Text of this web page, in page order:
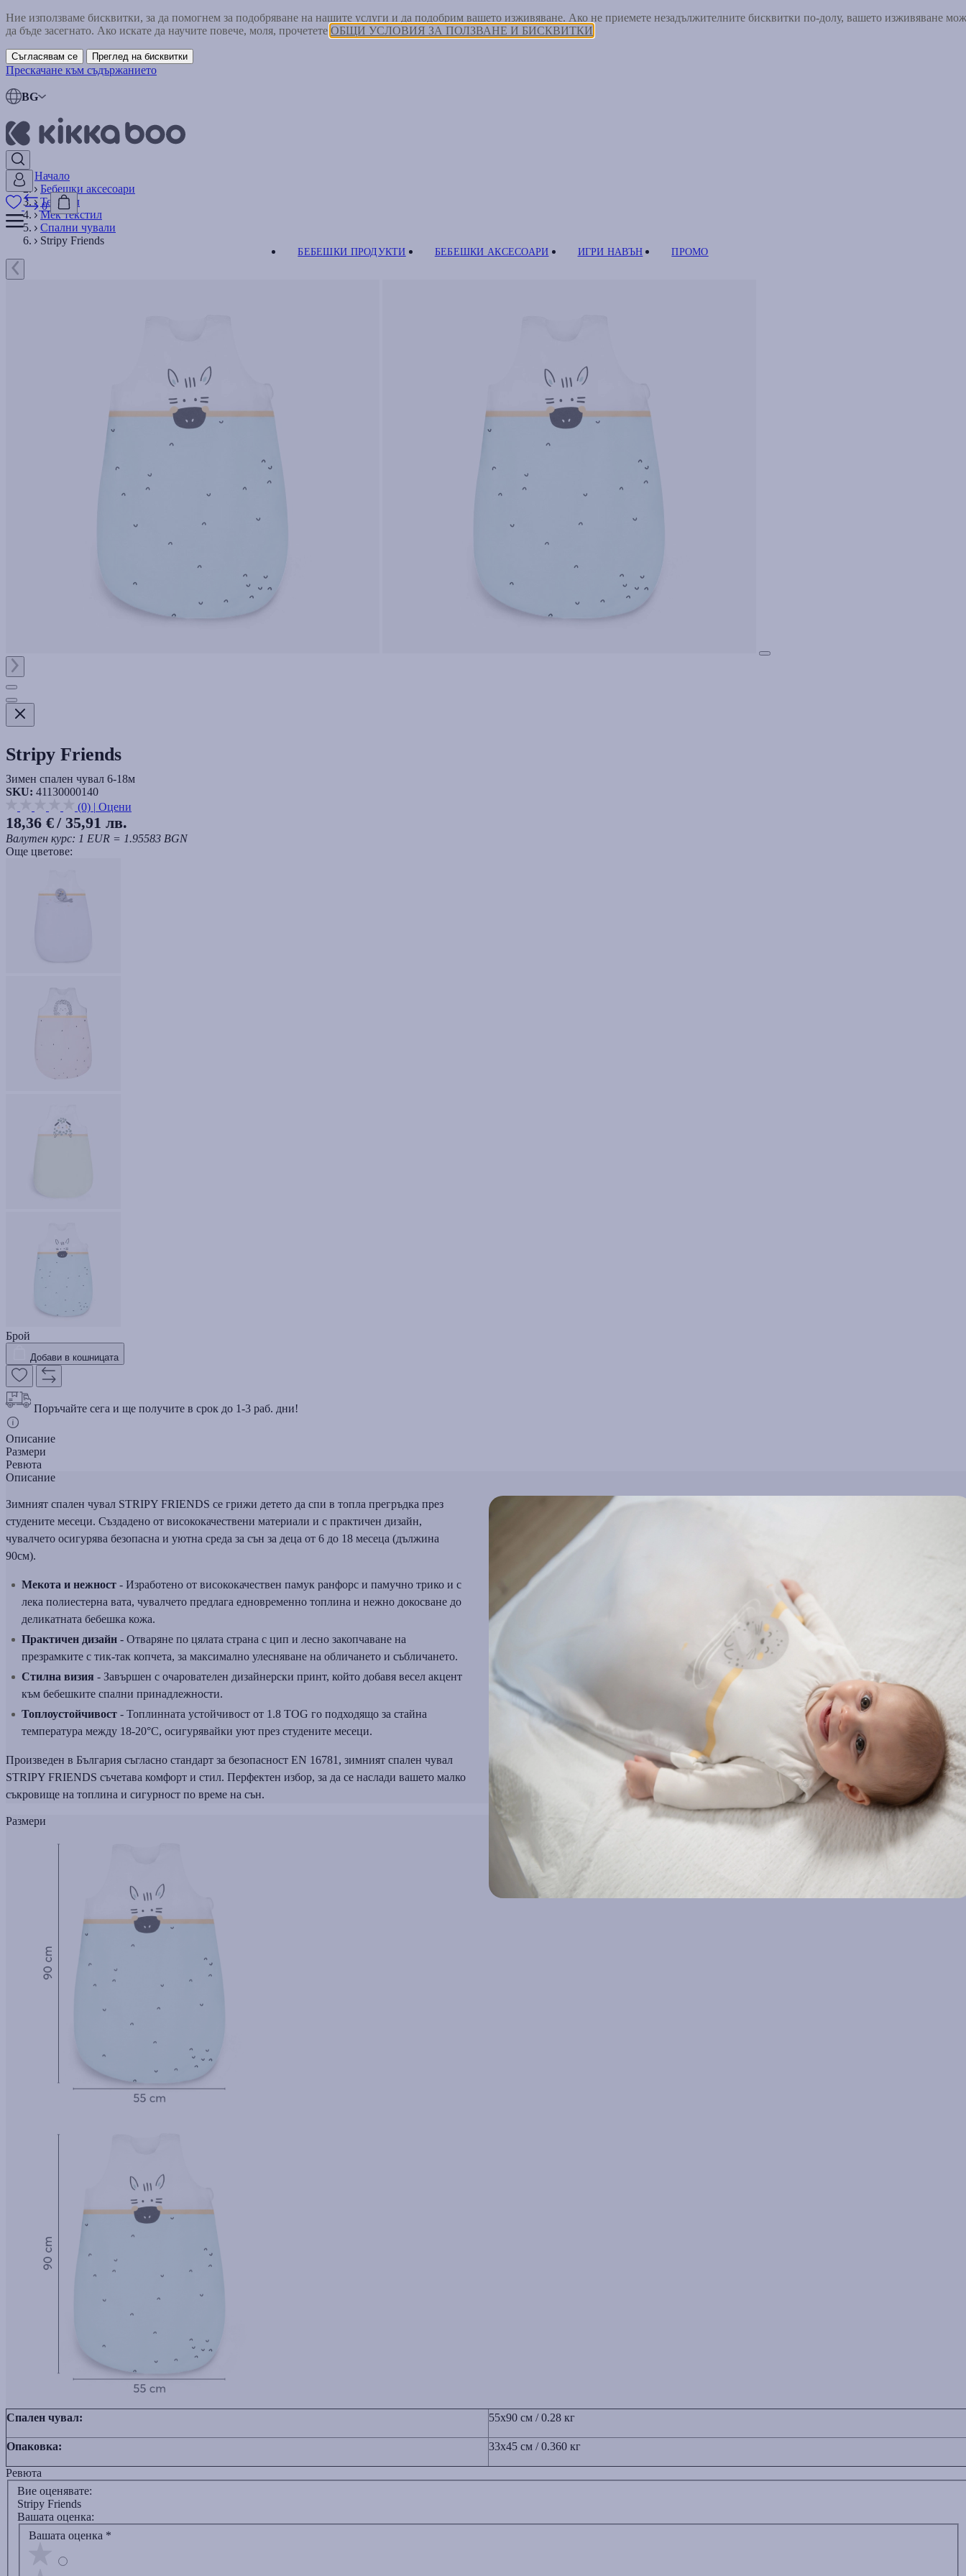
Ние използваме бисквитки, за да помогнем за подобряване на нашите услуги и да подобрим вашето изживяване. Ако не приемете незадължителните бисквитки по-долу, вашето изживяване
да бъде засегнато. Ако искате да научите повече, моля, прочетете ОБЩИ УСЛОВИЯ ЗА ПОЛЗВАНЕ И БИСКВИТКИ
Съгласявам се Преглед на бисквитки
Прескачане към съдържанието
BG
0
БЕБЕШКИ ПРОДУКТИ БЕБЕШКИ АКСЕСОАРИ ИГРИ НАВЪН ПРОМО
Начало
Бебешки аксесоари
Текстил
Мек текстил
Спални чували
Stripy Friends
Stripy Friends
Зимен спален чувал 6-18м
SKU: 41130000140
(0) | Оцени
18,36 €/ 35,91 лв.
Валутен курс: 1 EUR = 1.95583 BGN
Още цветове:
Брой
Добави в кошницата
Поръчайте сега и ще получите в срок до 1-3 раб. дни!
Описание
Размери
Ревюта
Описание
Зимният спален чувал STRIPY FRIENDS се грижи детето да спи в топла прегръдка през
студените месеци. Създадено от висококачествени материали и с практичен дизайн,
чувалчето осигурява безопасна и уютна среда за сън за деца от 6 до 18 месеца (дължина
90см).
Мекота и нежност - Изработено от висококачествен памук ранфорс и памучно трико и с
лека полиестерна вата, чувалчето предлага едновременно топлина и нежно докосване до
деликатната бебешка кожа.
Практичен дизайн - Отваряне по цялата страна с цип и лесно закопчаване на
презрамките с тик-так копчета, за максимално улесняване на обличането и събличането.
Стилна визия - Завършен с очарователен дизайнерски принт, който добавя весел акцент
към бебешките спални принадлежности.
Топлоустойчивост - Топлинната устойчивост от 1.8 TOG го подходящо за стайна
температура между 18-20°C, осигурявайки уют през студените месеци.
Произведен в България съгласно стандарт за безопасност EN 16781, зимният спален чувал
STRIPY FRIENDS съчетава комфорт и стил. Перфектен избор, за да се наслади вашето малко
съкровище на топлина и сигурност по време на сън.
Размери
Спален чувал: 55x90 см / 0.28 кг
Опаковка: 33х45 см / 0.360 кг
Ревюта
Вие оценявате:
Stripy Friends
Вашата оценка:
Вашата оценка *